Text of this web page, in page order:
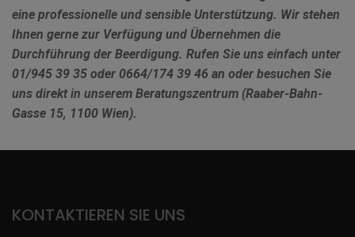
eine professionelle und sensible Unterstützung. Wir stehen
Ihnen gerne zur Verfügung und Übernehmen die
Durchführung der Beerdigung. Rufen Sie uns einfach unter
01/945 39 35 oder 0664/174 39 46 an oder besuchen Sie
uns direkt in unserem Beratungszentrum (Raaber-Bahn-
Gasse 15, 1100 Wien).
KONTAKTIEREN SIE UNS